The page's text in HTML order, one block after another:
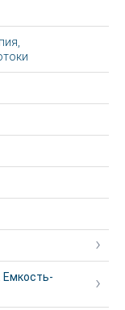
Емкость-